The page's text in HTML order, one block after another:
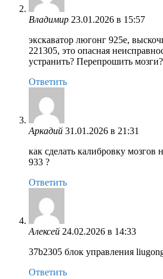
Владимир 23.01.2026 в 15:57
экскаватор люгонг 925е,
221305, это опасная
устранить? Перепрошить мозги?
Ответить
Аркадий 31.01.2026 в 21:31
как сделать калибровку мозгов
933 ?
Ответить
Алексей 24.02.2026 в 14:33
37b2305 блок управления
Ответить